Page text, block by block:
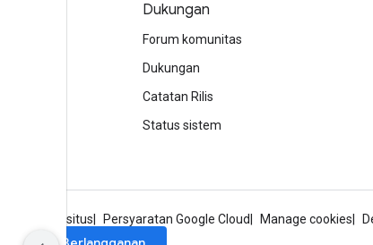
Dukungan
Forum komunitas
Dukungan
Catatan Rilis
Status sistem
Persyaratan situs Persyaratan Google Cloud Manage cookies